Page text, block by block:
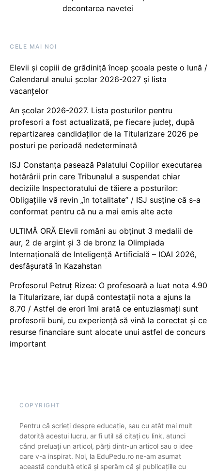
decontarea navetei
CELE MAI NOI
Elevii și copiii de grădiniță încep școala peste o lună /
Calendarul anului școlar 2026-2027 și lista
vacanțelor
An școlar 2026-2027. Lista posturilor pentru
profesori a fost actualizată, pe fiecare județ, după
repartizarea candidaților de la Titularizare 2026 pe
posturi pe perioadă nedeterminată
ISJ Constanța pasează Palatului Copiilor executarea
hotărârii prin care Tribunalul a suspendat chiar
deciziile Inspectoratului de tăiere a posturilor:
Obligațiile vă revin „în totalitate” / ISJ susține că s-a
conformat pentru că nu a mai emis alte acte
ULTIMĂ ORĂ Elevii români au obținut 3 medalii de
aur, 2 de argint și 3 de bronz la Olimpiada
Internațională de Inteligență Artificială – IOAI 2026,
desfășurată în Kazahstan
Profesorul Petruț Rizea: O profesoară a luat nota 4.90
la Titularizare, iar după contestații nota a ajuns la
8.70 / Astfel de erori îmi arată ce entuziasmați sunt
profesorii buni, cu experiență să vină la corectat și ce
resurse financiare sunt alocate unui astfel de concurs
important
COPYRIGHT
Pentru că scrieți despre educație, sau cu atât mai mult
datorită acestui lucru, ar fi util să citați cu link, atunci
când preluați un articol, părți dintr-un articol sau o idee
care v-a inspirat. Noi, la EduPedu.ro ne-am asumat
această conduită etică și sperăm că și publicațiile cu